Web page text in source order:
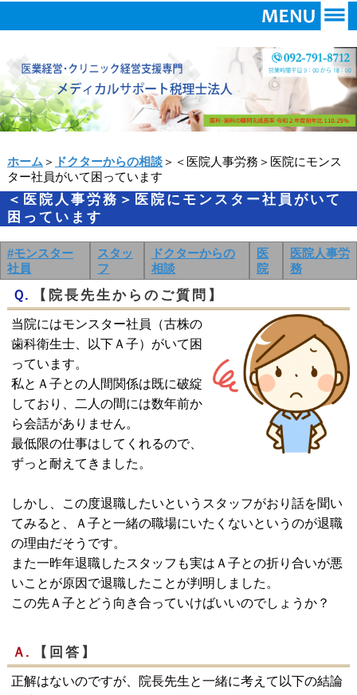
ホーム ＞ ドクターからの相談＞＜医院人事労務＞医院にモンス
ター社員がいて困っています
＜医院人事労務＞医院にモンスター社員がいて
困っています
#モンスター
社員
スタッ
フ
ドクターからの
相談
医
院
医院人事労
務
Ｑ. 【院長先生からのご質問】
当院にはモンスター社員（古株の
歯科衛生士、以下Ａ子）がいて困
っています。
私とＡ子との人間関係は既に破綻
しており、二人の間には数年前か
ら会話がありません。
最低限の仕事はしてくれるので、
ずっと耐えてきました。
しかし、この度退職したいというスタッフがおり話を聞い
てみると、Ａ子と一緒の職場にいたくないというのが退職
の理由だそうです。
また一昨年退職したスタッフも実はＡ子との折り合いが悪
いことが原因で退職したことが判明しました。
この先Ａ子とどう向き合っていけばいいのでしょうか？
Ａ. 【回答】
正解はないのですが、院長先生と一緒に考えて以下の結論